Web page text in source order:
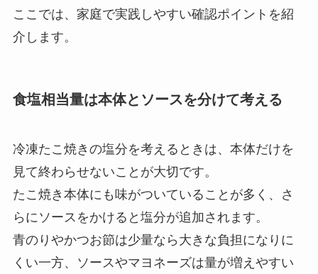
ここでは、家庭で実践しやすい確認ポイントを紹
介します。
食塩相当量は本体とソースを分けて考える
冷凍たこ焼きの塩分を考えるときは、本体だけを
見て終わらせないことが大切です。
たこ焼き本体にも味がついていることが多く、さ
らにソースをかけると塩分が追加されます。
青のりやかつお節は少量なら大きな負担になりに
くい一方、ソースやマヨネーズは量が増えやすい